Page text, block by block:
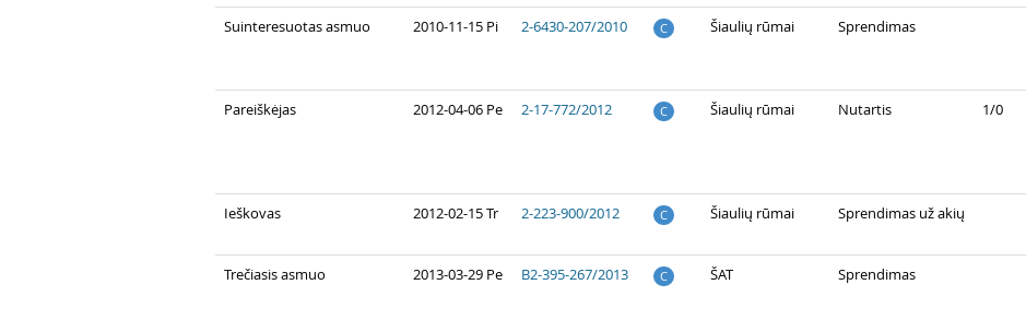
Suinteresuotas asmuo 2010-11-15 Pi 2-6430-207/2010 C Šiaulių rūmai Sprendimas
Pareiškėjas 2012-04-06 Pe 2-17-772/2012 C Šiaulių rūmai Nutartis 1/0
Ieškovas 2012-02-15 Tr 2-223-900/2012 C Šiaulių rūmai Sprendimas už akių
Trečiasis asmuo 2013-03-29 Pe B2-395-267/2013 C ŠAT Sprendimas